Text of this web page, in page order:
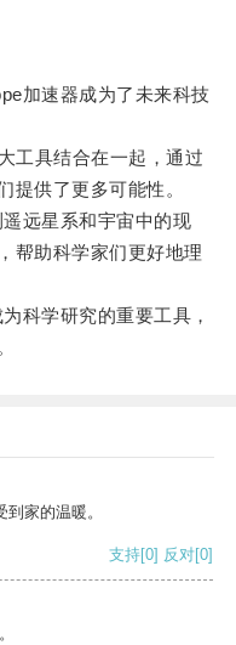
加速器成为了未来科技
具结合在一起，通过
提供了更多可能性。
远星系和宇宙中的现
帮助科学家们更好地理
学研究的重要工具，
家的温暖。
支持[0] 反对[0]